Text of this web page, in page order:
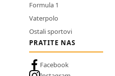
Formula 1
Vaterpolo
Ostali sportovi
PRATITE NAS
Facebook